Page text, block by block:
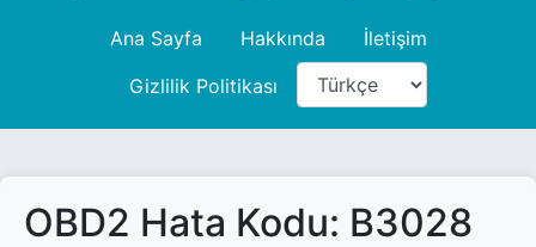
Ana Sayfa Hakkında
İletişim
Gizlilik Politikası
OBD2 Hata Kodu: B3028